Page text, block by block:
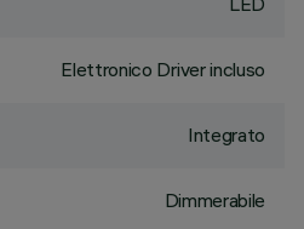
Elettronico Driver incluso
Integrato
Dimmerabile